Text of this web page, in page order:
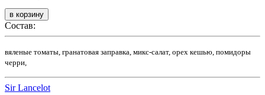
Состав:
вяленые томаты, гранатовая заправка, микс-салат, орех кешью, помидоры
черри,
Sir Lancelot